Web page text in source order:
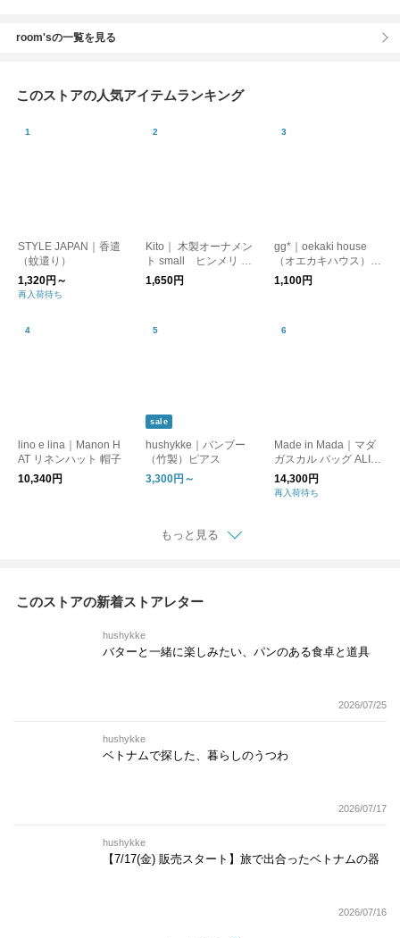
room'sの一覧を見る
このストアの人気アイテムランキング
STYLE JAPAN｜香遣
（蚊遣り）
1,320円～
再入荷待ち
Kito｜ 木製オーナメン
ト small ヒンメリ モ
ビール
1,650円
gg*｜oekaki house
（オエカキハウス）用
替えボード
1,100円
lino e lina｜Manon H
AT リネンハット 帽子
10,340円
sale
hushykke｜バンブー
（竹製）ピアス
3,300円～
Made in Mada｜マダ
ガスカル バッグ ALIC
E MM 3 LACE（ナチ
ュラル）かごバッグ
14,300円
再入荷待ち
もっと見る
このストアの新着ストアレター
hushykke
バターと一緒に楽しみたい、パンのある食卓と道具
2026/07/25
hushykke
ベトナムで探した、暮らしのうつわ
2026/07/17
hushykke
【7/17(金) 販売スタート】旅で出合ったベトナムの器
2026/07/16